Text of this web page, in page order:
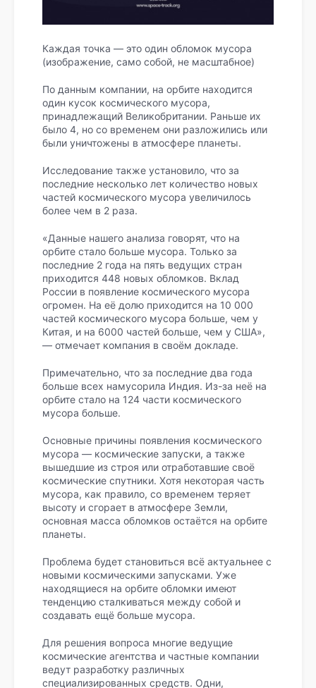
Каждая точка — это один обломок мусора
(изображение, само собой, не масштабное)
По данным компании, на орбите находится
один кусок космического мусора,
принадлежащий Великобритании. Раньше их
было 4, но со временем они разложились или
были уничтожены в атмосфере планеты.
Исследование также установило, что за
последние несколько лет количество новых
частей космического мусора увеличилось
более чем в 2 раза.
«Данные нашего анализа говорят, что на
орбите стало больше мусора. Только за
последние 2 года на пять ведущих стран
приходится 448 новых обломков. Вклад
России в появление космического мусора
огромен. На её долю приходится на 10 000
частей космического мусора больше, чем у
Китая, и на 6000 частей больше, чем у США»,
— отмечает компания в своём докладе.
Примечательно, что за последние два года
больше всех намусорила Индия. Из-за неё на
орбите стало на 124 части космического
мусора больше.
Основные причины появления космического
мусора — космические запуски, а также
вышедшие из строя или отработавшие своё
космические спутники. Хотя некоторая часть
мусора, как правило, со временем теряет
высоту и сгорает в атмосфере Земли,
основная масса обломков остаётся на орбите
планеты.
Проблема будет становиться всё актуальнее с
новыми космическими запусками. Уже
находящиеся на орбите обломки имеют
тенденцию сталкиваться между собой и
создавать ещё больше мусора.
Для решения вопроса многие ведущие
космические агентства и частные компании
ведут разработку различных
специализированных средств. Одни,